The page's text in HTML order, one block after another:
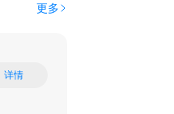
更多
详情